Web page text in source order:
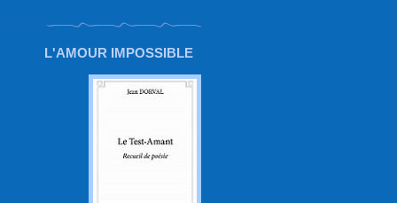
L'AMOUR IMPOSSIBLE